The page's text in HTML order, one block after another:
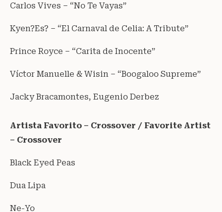
Carlos Vives – “No Te Vayas”
Kyen?Es? – “El Carnaval de Celia: A Tribute”
Prince Royce – “Carita de Inocente”
Víctor Manuelle & Wisin – “Boogaloo Supreme”
Jacky Bracamontes, Eugenio Derbez
Artista Favorito – Crossover / Favorite Artist
– Crossover
Black Eyed Peas
Dua Lipa
Ne-Yo